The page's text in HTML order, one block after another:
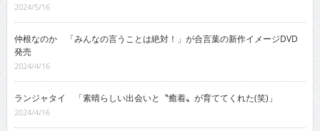
2024/5/16
仲根なのか 「みんなの言うことは絶対！」が合言葉の新作イメージDVD
発売
2024/4/16
ランジャタイ 「素晴らしい出会いと〝癒着〟が育ててくれた(笑)」
2024/4/16